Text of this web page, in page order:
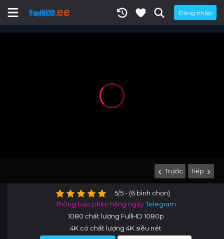
Đăng nhập
Trước Tiếp
5/5 - (6 bình chọn)
Thông báo phim hằng ngàyTelegram
1080 chất lượng FullHD 1080p
4K có chất lượng 4K siêu nét